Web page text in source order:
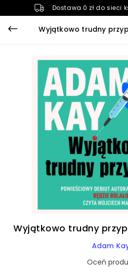
Dostawa 0 zł do sieci
Wyjątkowo trudny
Adam
Oceń